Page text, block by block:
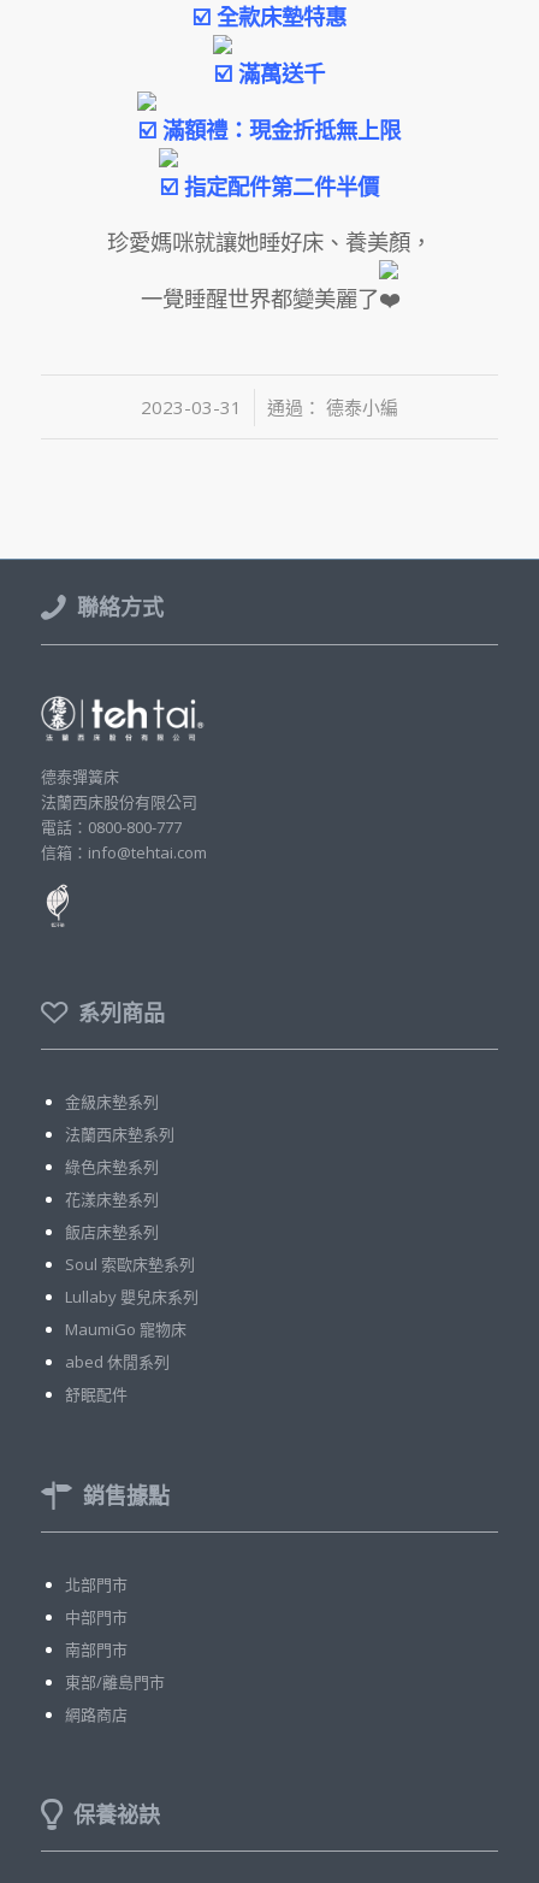
全款床墊特惠
滿萬送千
滿額禮：現金折抵無上限
指定配件第二件半價
珍愛媽咪就讓她睡好床、養美顏，
一覺睡醒世界都變美麗了
2023-03-31
/ 通過： 德泰小編
聯絡方式
德泰彈簧床
法蘭西床股份有限公司
電話：0800-800-777
信箱：info@tehtai.com
系列商品
金級床墊系列
法蘭西床墊系列
綠色床墊系列
花漾床墊系列
飯店床墊系列
Soul 索歐床墊系列
Lullaby 嬰兒床系列
MaumiGo 寵物床
abed 休閒系列
舒眠配件
銷售據點
北部門市
中部門市
南部門市
東部/離島門市
網路商店
保養祕訣